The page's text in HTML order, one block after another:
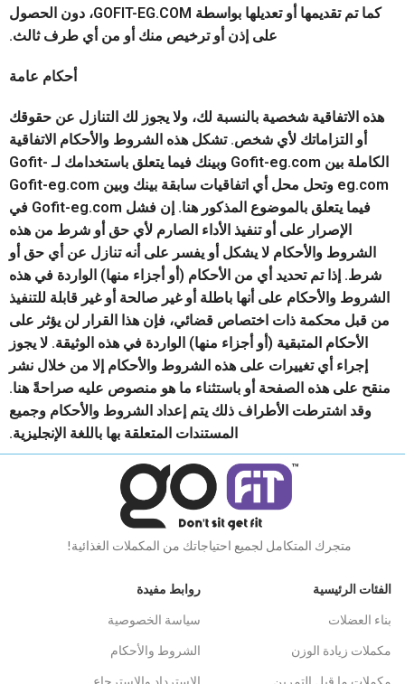
كما تم تقديمها أو تعديلها بواسطة GOFIT-EG.COM، دون الحصول
على إذن أو ترخيص منك أو من أي طرف ثالث.
أحكام عامة
هذه الاتفاقية شخصية بالنسبة لك، ولا يجوز لك التنازل عن حقوقك
أو التزاماتك لأي شخص. تشكل هذه الشروط والأحكام الاتفاقية
الكاملة بين Gofit-eg.com وبينك فيما يتعلق باستخدامك لـ Gofit-
eg.com وتحل محل أي اتفاقيات سابقة بينك وبين Gofit-eg.com
فيما يتعلق بالموضوع المذكور هنا. إن فشل Gofit-eg.com في
الإصرار على أو تنفيذ الأداء الصارم لأي حق أو شرط من هذه
الشروط والأحكام لا يشكل أو يفسر على أنه تنازل عن أي حق أو
شرط. إذا تم تحديد أي من الأحكام (أو أجزاء منها) الواردة في هذه
الشروط والأحكام على أنها باطلة أو غير صالحة أو غير قابلة للتنفيذ
من قبل محكمة ذات اختصاص قضائي، فإن هذا القرار لن يؤثر على
الأحكام المتبقية (أو أجزاء منها) الواردة في هذه الوثيقة. لا يجوز
إجراء أي تغييرات على هذه الشروط والأحكام إلا من خلال نشر
منقح على هذه الصفحة أو باستثناء ما هو منصوص عليه صراحةً هنا.
وقد اشترطت الأطراف ذلك يتم إعداد الشروط والأحكام وجميع
المستندات المتعلقة بها باللغة الإنجليزية.
متجرك المتكامل لجميع احتياجاتك من المكملات الغذائية!
الفئات الرئيسية
بناء العضلات
مكملات زيادة الوزن
روابط مفيدة
سياسة الخصوصية
الشروط والأحكام